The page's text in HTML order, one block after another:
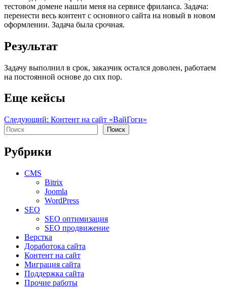
тестовом домене нашли меня на сервисе фриланса. Задача:
перенести весь контент с основного сайта на новый в новом
оформлении. Задача была срочная.
Результат
Задачу выполнил в срок, заказчик остался доволен, работаем
на постоянной основе до сих пор.
Еще кейсы
Навигация
по
записям
Следующий: Контент на сайт «ВайГоги»
Поиск
Поиск
Рубрики
CMS
Bitrix
Joomla
WordPress
SEO
SEO оптимизация
SEO продвижение
Верстка
Доработока сайта
Контент на сайт
Миграция сайта
Поддержка сайта
Прочие работы